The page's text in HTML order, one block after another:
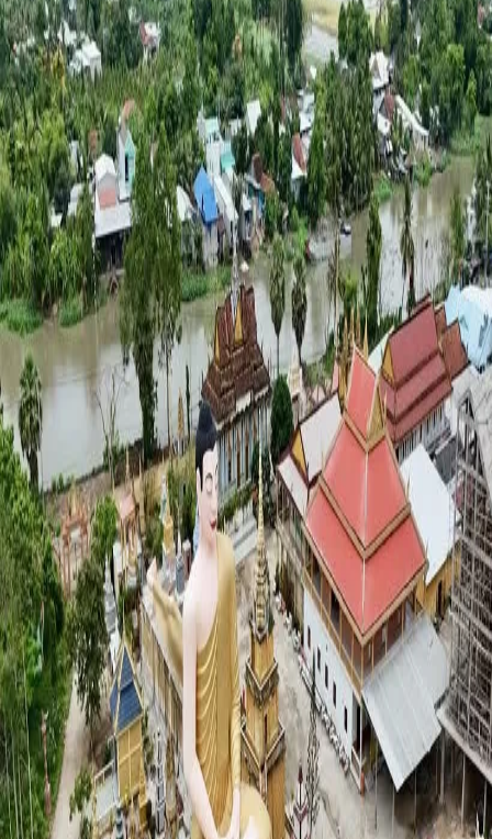
MÉGASTORIE
INFOGRAPHIE
PHOTO
VIDÉO
À PROPOS DU "PEUPLE"
TIẾNG VIỆT
ENGLISH
中文
РУССКИЙ
ESPAÑOL